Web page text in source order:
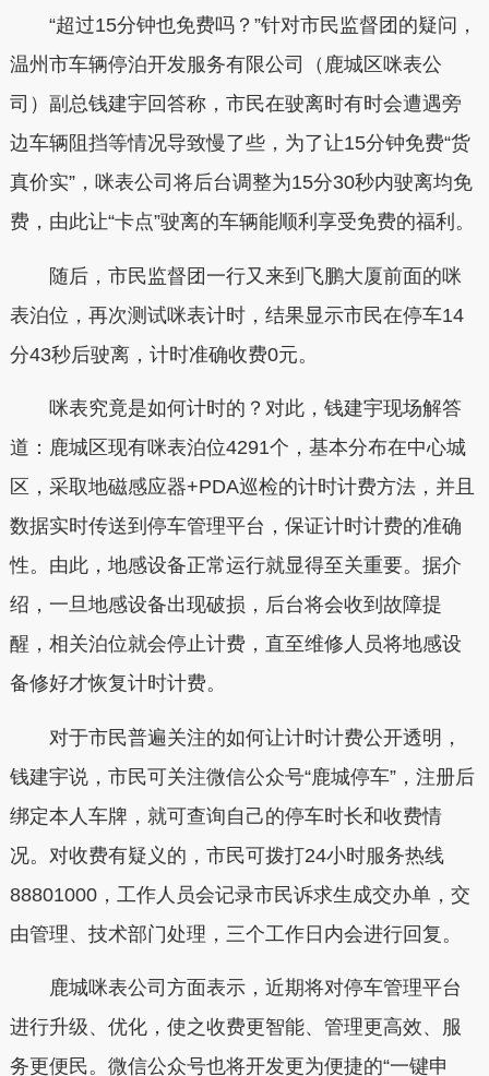
“超过15分钟也免费吗？”针对市民监督团的疑问，
温州市车辆停泊开发服务有限公司（鹿城区咪表公
司）副总钱建宇回答称，市民在驶离时有时会遭遇旁
边车辆阻挡等情况导致慢了些，为了让15分钟免费“货
真价实”，咪表公司将后台调整为15分30秒内驶离均免
费，由此让“卡点”驶离的车辆能顺利享受免费的福利。
随后，市民监督团一行又来到飞鹏大厦前面的咪
表泊位，再次测试咪表计时，结果显示市民在停车14
分43秒后驶离，计时准确收费0元。
咪表究竟是如何计时的？对此，钱建宇现场解答
道：鹿城区现有咪表泊位4291个，基本分布在中心城
区，采取地磁感应器+PDA巡检的计时计费方法，并且
数据实时传送到停车管理平台，保证计时计费的准确
性。由此，地感设备正常运行就显得至关重要。据介
绍，一旦地感设备出现破损，后台将会收到故障提
醒，相关泊位就会停止计费，直至维修人员将地感设
备修好才恢复计时计费。
对于市民普遍关注的如何让计时计费公开透明，
钱建宇说，市民可关注微信公众号“鹿城停车”，注册后
绑定本人车牌，就可查询自己的停车时长和收费情
况。对收费有疑义的，市民可拨打24小时服务热线
88801000，工作人员会记录市民诉求生成交办单，交
由管理、技术部门处理，三个工作日内会进行回复。
鹿城咪表公司方面表示，近期将对停车管理平台
进行升级、优化，使之收费更智能、管理更高效、服
务更便民。微信公众号也将开发更为便捷的“一键申